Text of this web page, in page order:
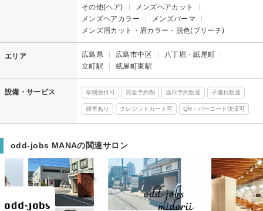
その他(ヘア)
メンズヘアカット
メンズヘアカラー
メンズパーマ
メンズ眉カット・眉カラー・脱色(ブリーチ)
エリア 広島県 広島市中区
八丁堀・紙屋町
立町駅
紙屋町東駅
設備・サービス 早朝受付可 完全予約制 当日予約歓迎 子連れ歓迎
個室あり クレジットカード可 QR・バーコード決済可
odd-jobs MANAの関連サロン